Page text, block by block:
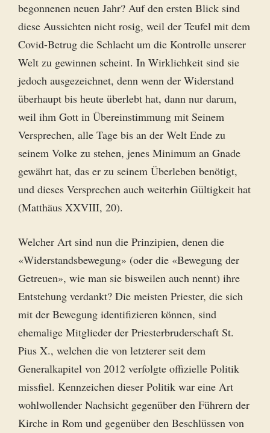
begonnenen neuen Jahr? Auf den ersten Blick sind
diese Aussichten nicht rosig, weil der Teufel mit dem
Covid-Betrug die Schlacht um die Kontrolle unserer
Welt zu gewinnen scheint. In Wirklichkeit sind sie
jedoch ausgezeichnet, denn wenn der Widerstand
überhaupt bis heute überlebt hat, dann nur darum,
weil ihm Gott in Übereinstimmung mit Seinem
Versprechen, alle Tage bis an der Welt Ende zu
seinem Volke zu stehen, jenes Minimum an Gnade
gewährt hat, das er zu seinem Überleben benötigt,
und dieses Versprechen auch weiterhin Gültigkeit hat
(Matthäus XXVIII, 20).
Welcher Art sind nun die Prinzipien, denen die
«Widerstandsbewegung» (oder die «Bewegung der
Getreuen», wie man sie bisweilen auch nennt) ihre
Entstehung verdankt? Die meisten Priester, die sich
mit der Bewegung identifizieren können, sind
ehemalige Mitglieder der Priesterbruderschaft St.
Pius X., welchen die von letzterer seit dem
Generalkapitel von 2012 verfolgte offizielle Politik
missfiel. Kennzeichen dieser Politik war eine Art
wohlwollender Nachsicht gegenüber den Führern der
Kirche in Rom und gegenüber den Beschlüssen von